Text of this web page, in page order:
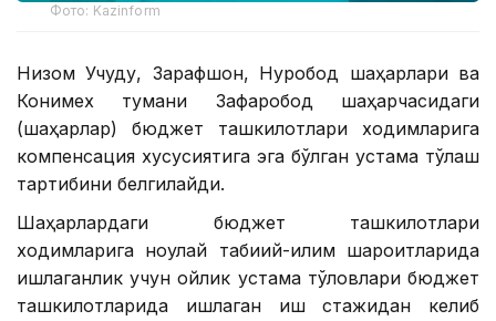
Фото: Kazinform
Низом Учқудуқ, Зарафшон, Нуробод шаҳарлари ва
Конимех тумани Зафаробод шаҳарчасидаги
(шаҳарлар) бюджет ташкилотлари ходимларига
компенсация хусусиятига эга бўлган устама тўлаш
тартибини белгилайди.
Шаҳарлардаги бюджет ташкилотлари
ходимларига ноқулай табиий-иқлим шароитларида
ишлаганлик учун ойлик устама тўловлари бюджет
ташкилотларида ишлаган иш стажидан келиб